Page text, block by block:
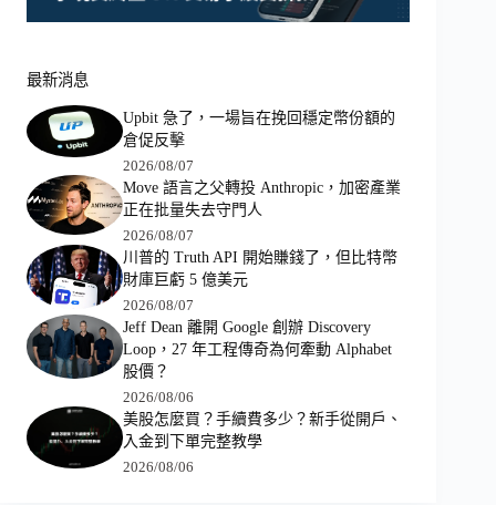
最新消息
Upbit 急了，一場旨在挽回穩定幣份額的
倉促反擊
2026/08/07
Move 語言之父轉投 Anthropic，加密產業
正在批量失去守門人
2026/08/07
川普的 Truth API 開始賺錢了，但比特幣
財庫巨虧 5 億美元
2026/08/07
Jeff Dean 離開 Google 創辦 Discovery
Loop，27 年工程傳奇為何牽動 Alphabet
股價？
2026/08/06
美股怎麼買？手續費多少？新手從開戶、
入金到下單完整教學
2026/08/06